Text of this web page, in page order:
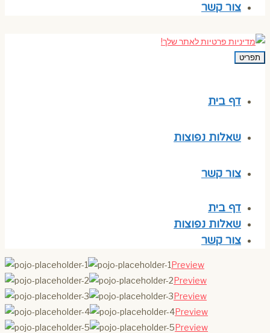
צור קשר
תפריט
דף בית
שאלות נפוצות
צור קשר
דף בית
שאלות נפוצות
צור קשר
Preview
Preview
Preview
Preview
Preview